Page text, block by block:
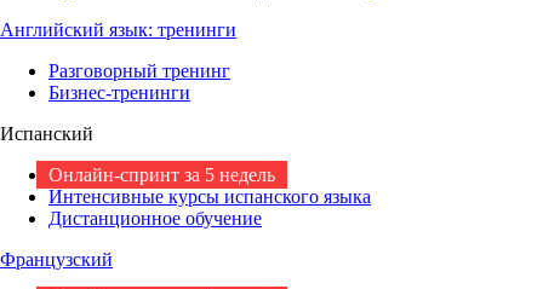
Английский язык: тренинги
Разговорный тренинг
Бизнес-тренинги
Испанский
Онлайн-спринт за 5 недель
Интенсивные курсы испанского языка
Дистанционное обучение
Французский